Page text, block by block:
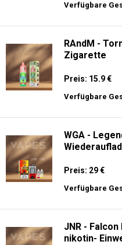
Verfügbare
RAndM -
Zigarette
Preis: 15.9 €
Verfügbare
WGA -
Preis: 29 €
Verfügbare
JNR -
nikotin-